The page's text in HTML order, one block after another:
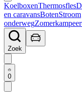
KoelboxenThermosfles
en caravansBotenStroom
onderweg
Zoek
0